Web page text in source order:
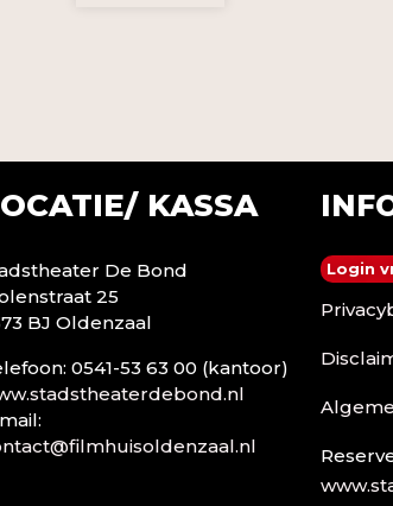
KASSA
De Bond
25
BJ Oldenzaal
0541-53 63 00 (kantoor)
Login